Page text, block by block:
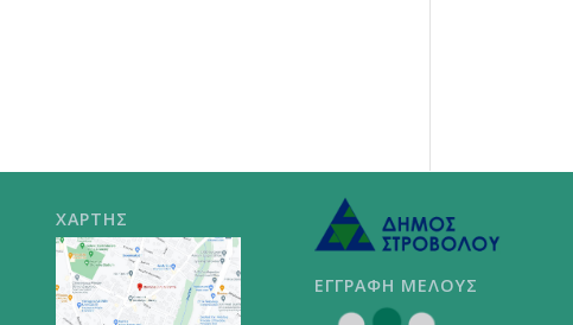
ΧΑΡΤΗΣ
ΕΓΓΡΑΦΗ ΜΕΛΟΥΣ